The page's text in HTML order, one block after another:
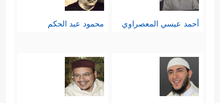
أحمد عيسي المعصراوي محمود عبد الحكم